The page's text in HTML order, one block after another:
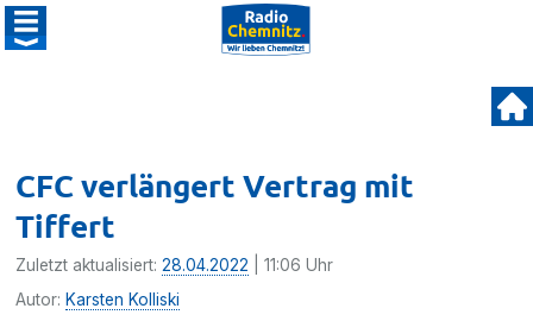
CFC verlängert Vertrag mit
Tiffert
Zuletzt aktualisiert:28.04.2022 | 11:06 Uhr
Autor: Karsten Kolliski